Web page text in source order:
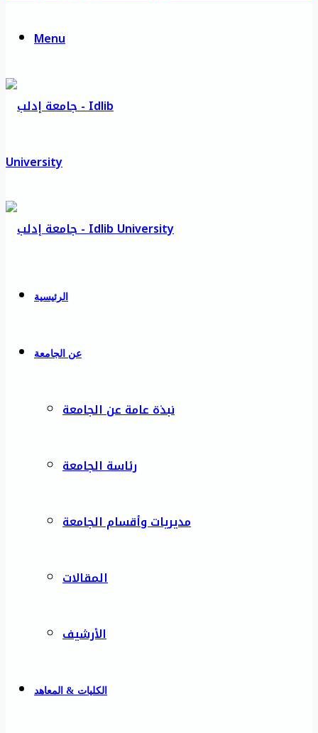
Menu
الرئيسية
عن الجامعة
نبذة عامة عن الجامعة
رئاسة الجامعة
مديريات وأقسام الجامعة
المقالات
الأرشيف
الكليات & المعاهد